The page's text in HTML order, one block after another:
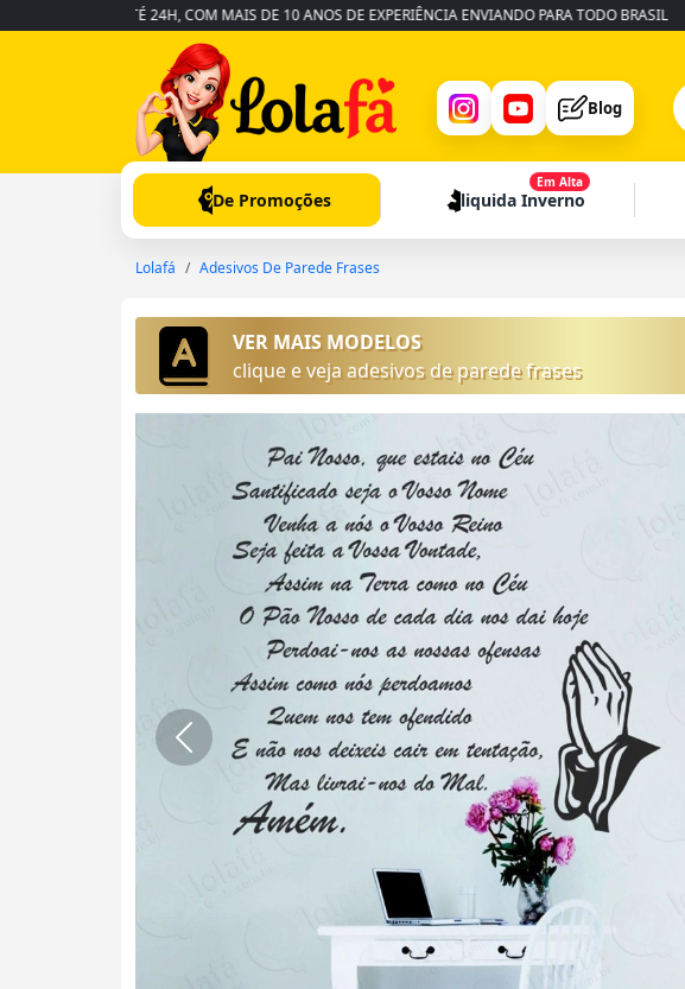
EM ATÉ 24H, COM MAIS DE 10 ANOS DE EXPERIÊNCIA ENVIANDO PARA TODO BRASIL •
Blog
De Promoções liquida Inverno
Em Alta
Lolafá Adesivos De Parede Frases
VER MAIS MODELOS
clique e veja adesivos de parede frases
Anterior